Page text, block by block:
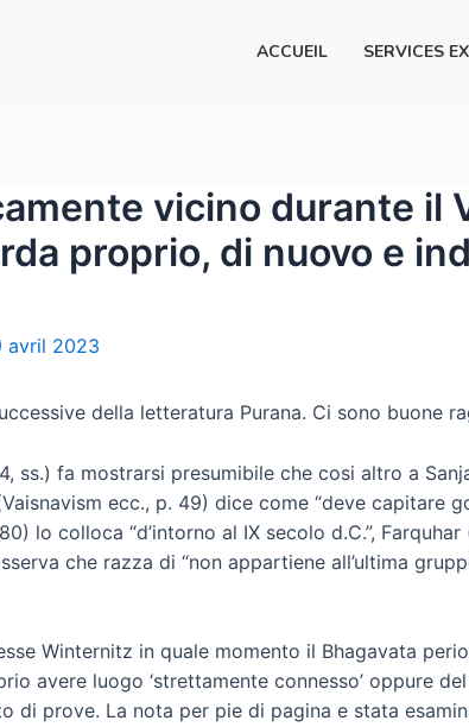
ACCUEIL SERVICES
vicino durante il
proprio, di nuovo e
avril 2023
della letteratura Purana. Ci sono buone
ss.) fa mostrarsi presumibile che cosi altro a
ecc., p. 49) dice come “deve capitare
lo colloca “d’intorno al IX secolo d.C.”,
che razza di “non appartiene all’ultima
Winternitz in quale momento il Bhagavata
avere luogo ‘strettamente connesso’ oppure
di prove. La nota per pie di pagina e stata